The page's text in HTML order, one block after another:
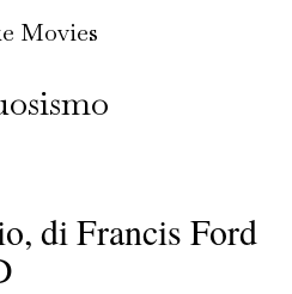
Movies
di Francis Ford